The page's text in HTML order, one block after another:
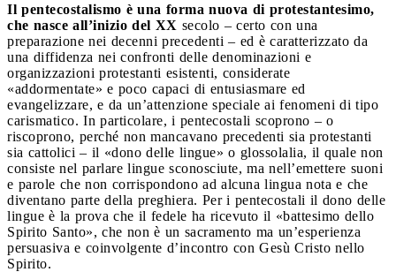
Il pentecostalismo è una forma nuova di protestantesimo,
che nasce all’inizio del XX secolo – certo con una
preparazione nei decenni precedenti – ed è caratterizzato da
una diffidenza nei confronti delle denominazioni e
organizzazioni protestanti esistenti, considerate
«addormentate» e poco capaci di entusiasmare ed
evangelizzare, e da un’attenzione speciale ai fenomeni di tipo
carismatico. In particolare, i pentecostali scoprono – o
riscoprono, perché non mancavano precedenti sia protestanti
sia cattolici – il «dono delle lingue» o glossolalia, il quale non
consiste nel parlare lingue sconosciute, ma nell’emettere suoni
e parole che non corrispondono ad alcuna lingua nota e che
diventano parte della preghiera. Per i pentecostali il dono delle
lingue è la prova che il fedele ha ricevuto il «battesimo dello
Spirito Santo», che non è un sacramento ma un’esperienza
persuasiva e coinvolgente d’incontro con Gesù Cristo nello
Spirito.